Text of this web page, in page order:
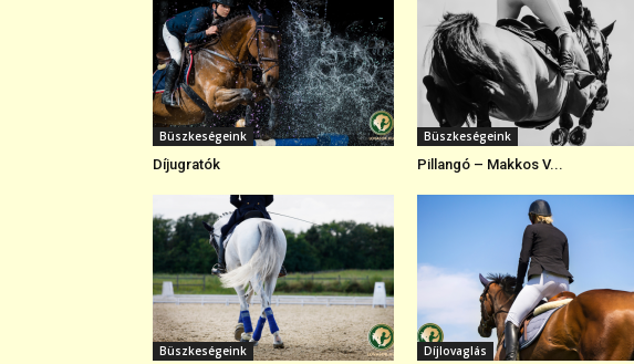
Büszkeségeink
Díjugratók
Büszkeségeink
Pillangó – Makkos V...
Büszkeségeink Díjlovaglás